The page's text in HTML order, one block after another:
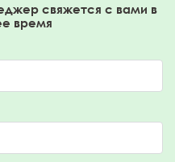
свяжется с вами в
время